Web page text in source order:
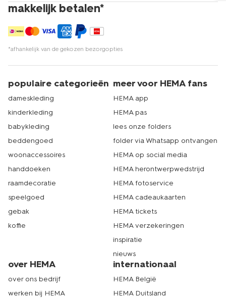
makkelijk betalen*
*afhankelijk van de gekozen bezorgopties
populaire categorieën
dameskleding
kinderkleding
babykleding
beddengoed
woonaccessoires
handdoeken
raamdecoratie
speelgoed
gebak
koffie
meer voor HEMA fans
HEMA app
HEMA pas
lees onze folders
folder via Whatsapp ontvangen
HEMA op social media
HEMA herontwerpwedstrijd
HEMA fotoservice
HEMA cadeaukaarten
HEMA tickets
HEMA verzekeringen
inspiratie
nieuws
over HEMA
over ons bedrijf
werken bij HEMA
internationaal
HEMA België
HEMA Duitsland